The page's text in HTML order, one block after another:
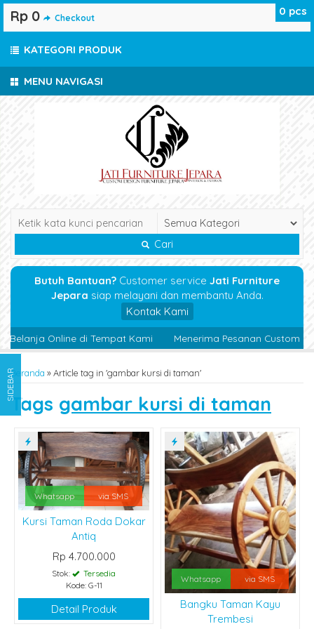
MENU NAVIGASI
Cari
Butuh Bantuan? Customer service Jati Furniture
Jepara siap melayani dan membantu Anda.
Kontak Kami
Belanja Online di Tempat Kami Menerima Pesanan Custom
Beranda »Article tag in 'gambar kursi di taman'
Tags gambar kursi di taman
Whatsapp via SMS
Kursi Taman Roda Dokar
Antiq
Rp 4.700.000
Stok:
Tersedia
Kode: G-11
Detail Produk
Whatsapp via SMS
Bangku Taman Kayu
Trembesi
0 pcs
Rp 0 Checkout
KATEGORI PRODUK
SIDEBAR